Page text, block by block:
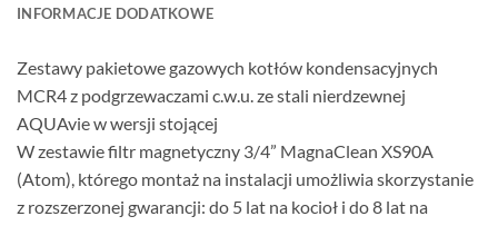
INFORMACJE DODATKOWE
Zestawy pakietowe gazowych kotłów kondensacyjnych
MCR4 z podgrzewaczami c.w.u. ze stali nierdzewnej
AQUAvie w wersji stojącej
W zestawie filtr magnetyczny 3/4” MagnaClean XS90A
(Atom), którego montaż na instalacji umożliwia skorzystanie
z rozszerzonej gwarancji: do 5 lat na kocioł i do 8 lat na